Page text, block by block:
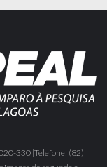
330 |Telefone: (82)